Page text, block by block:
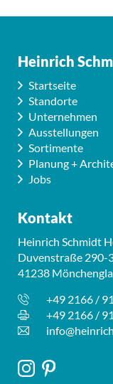
Heinrich
Startseite
Standorte
Unternehmen
Ausstellungen
Sortimente
Planung +
Jobs
Kontakt
Heinrich Schmidt
Duvenstraße 290-
41238
+49 2166 /
+49 2166 /